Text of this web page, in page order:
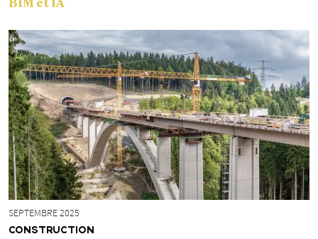
BIM et IA
SEPTEMBRE 2025
CONSTRUCTION